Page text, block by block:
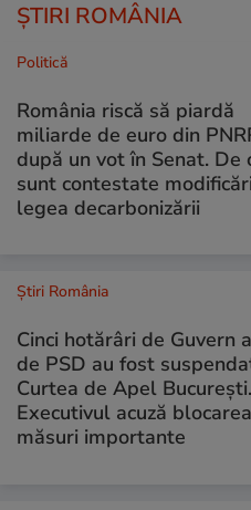
ȘTIRI ROMÂNIA
Politică
România riscă să piardă
miliarde de euro din
după un vot în Senat. De
sunt contestate
legea decarbonizării
Știri România
Cinci hotărâri de Guvern
de PSD au fost
Curtea de Apel București.
Executivul acuză
măsuri importante